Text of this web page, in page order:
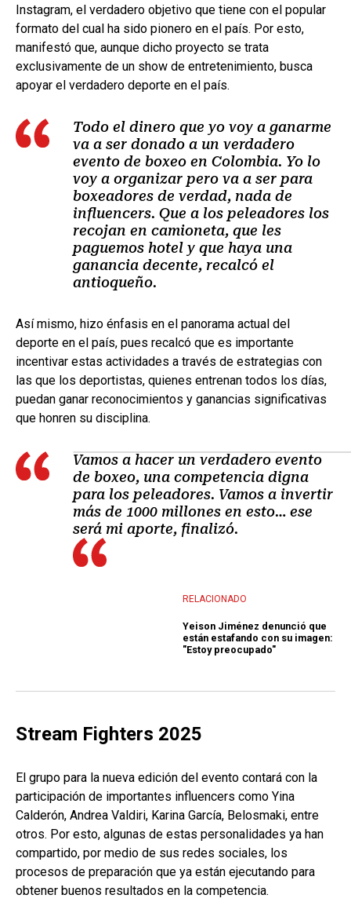
Instagram, el verdadero objetivo que tiene con el popular
formato del cual ha sido pionero en el país. Por esto,
manifestó que, aunque dicho proyecto se trata
exclusivamente de un show de entretenimiento, busca
apoyar el verdadero deporte en el país.
Todo el dinero que yo voy a ganarme
va a ser donado a un verdadero
evento de boxeo en Colombia. Yo lo
voy a organizar pero va a ser para
boxeadores de verdad, nada de
influencers. Que a los peleadores los
recojan en camioneta, que les
paguemos hotel y que haya una
ganancia decente, recalcó el
antioqueño.
Así mismo, hizo énfasis en el panorama actual del
deporte en el país, pues recalcó que es importante
incentivar estas actividades a través de estrategias con
las que los deportistas, quienes entrenan todos los días,
puedan ganar reconocimientos y ganancias significativas
que honren su disciplina.
Vamos a hacer un verdadero evento
de boxeo, una competencia digna
para los peleadores. Vamos a invertir
más de 1000 millones en esto… ese
será mi aporte, finalizó.
RELACIONADO
Yeison Jiménez denunció que
están estafando con su imagen:
"Estoy preocupado"
Stream Fighters 2025
El grupo para la nueva edición del evento contará con la
participación de importantes influencers como Yina
Calderón, Andrea Valdiri, Karina García, Belosmaki, entre
otros. Por esto, algunas de estas personalidades ya han
compartido, por medio de sus redes sociales, los
procesos de preparación que ya están ejecutando para
obtener buenos resultados en la competencia.